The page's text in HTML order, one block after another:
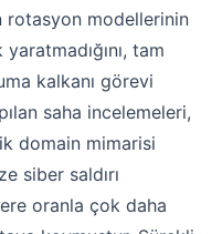
rotasyon modellerinin
tam
kalkanı görevi
saha incelemeleri,
domain mimarisi
siber saldırı
oranla çok daha